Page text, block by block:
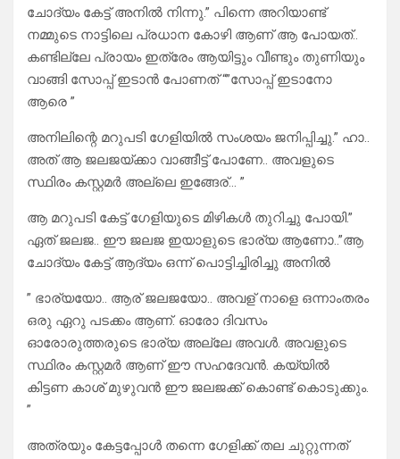
ചോദ്യം കേട്ട് അനിൽ നിന്നു.” പിന്നെ അറിയാണ്ട്
നമ്മുടെ നാട്ടിലെ പ്രധാന കോഴി ആണ് ആ പോയത്..
കണ്ടില്ലേ പ്രായം ഇത്രേം ആയിട്ടും വീണ്ടും തുണിയും
വാങ്ങി സോപ്പ് ഇടാൻ പോണത് “”സോപ്പ് ഇടാനോ
ആരെ ”
അനിലിന്റെ മറുപടി ഗേളിയിൽ സംശയം ജനിപ്പിച്ചു.” ഹാ..
അത് ആ ജലജയ്ക്കാ വാങ്ങീട്ട് പോണേ.. അവളുടെ
സ്ഥിരം കസ്റ്റമർ അല്ലെ ഇങ്ങേര്… ”
ആ മറുപടി കേട്ട് ഗേളിയുടെ മിഴികൾ തുറിച്ചു പോയി.”
ഏത് ജലജ.. ഈ ജലജ ഇയാളുടെ ഭാര്യ ആണോ..”ആ
ചോദ്യം കേട്ട് ആദ്യം ഒന്ന് പൊട്ടിച്ചിരിച്ചു അനിൽ
” ഭാര്യയോ.. ആര് ജലജയോ.. അവള് നാളെ ഒന്നാംതരം
ഒരു ഏറു പടക്കം ആണ്. ഓരോ ദിവസം
ഓരോരുത്തരുടെ ഭാര്യ അല്ലേ അവൾ. അവളുടെ
സ്ഥിരം കസ്റ്റമർ ആണ് ഈ സഹദേവൻ. കയ്യിൽ
കിട്ടണ കാശ്‌ മുഴുവൻ ഈ ജലജക്ക് കൊണ്ട് കൊടുക്കും.
”
അത്രയും കേട്ടപ്പോൾ തന്നെ ഗേളിക്ക് തല ചുറ്റുന്നത്